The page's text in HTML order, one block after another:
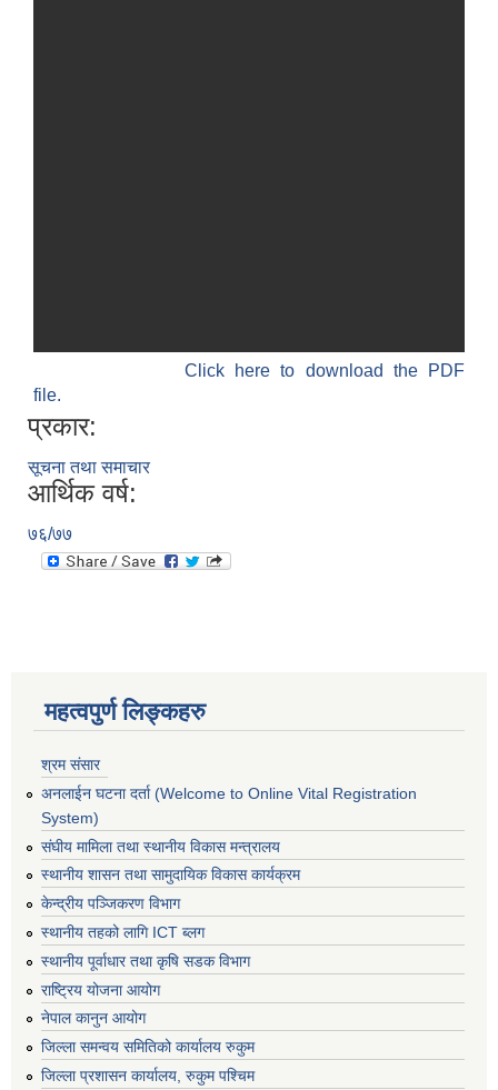
Click here to download the PDF
file.
प्रकार:
सूचना तथा समाचार
आर्थिक वर्ष:
७६/७७
महत्वपुर्ण लिङ्कहरु
श्रम संसार
अनलाईन घटना दर्ता (Welcome to Online Vital Registration
System)
संघीय मामिला तथा स्थानीय विकास मन्त्रालय
स्थानीय शासन तथा सामुदायिक विकास कार्यक्रम
केन्द्रीय पञ्जिकरण विभाग
स्थानीय तहको लागि ICT ब्लग
स्थानीय पूर्वाधार तथा कृषि सडक विभाग
राष्ट्रिय योजना आयोग
नेपाल कानुन आयोग
जिल्ला समन्वय समितिको कार्यालय रुकुम
जिल्ला प्रशासन कार्यालय, रुकुम पश्चिम